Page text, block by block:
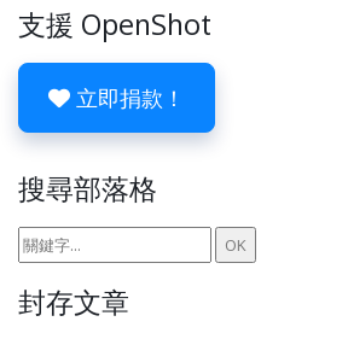
支援 OpenShot
立即捐款！
搜尋部落格
封存文章